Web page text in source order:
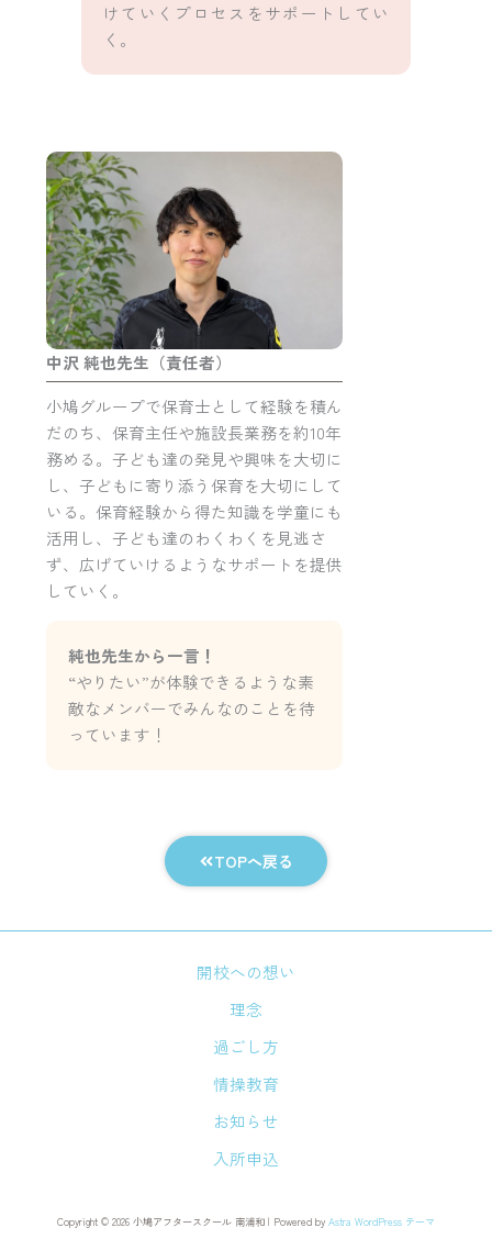
けていくプロセスをサポートしてい
く。
中沢 純也先生（責任者）
小鳩グループで保育士として経験を積ん
だのち、保育主任や施設長業務を約10年
務める。 子ども達の発見や興味を大切に
し、子どもに寄り添う保育を大切にして
いる。 保育経験から得た知識を学童にも
活用し、子ども達のわくわくを見逃さ
ず、広げていけるようなサポートを提供
していく。
純也先生から一言！
“やりたい”が体験できるような素
敵なメンバーでみんなのことを待
っています！
TOPへ戻る
開校への想い
理念
過ごし方
情操教育
お知らせ
入所申込
Copyright © 2026 小鳩アフタースクール 南浦和 | Powered by Astra WordPress テーマ